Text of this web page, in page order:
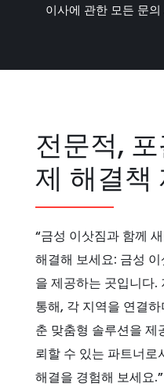
이사에 관한 모든 문
전문적,
제 해결책
“금성 이삿짐과 함께
해결해 보세요: 금성
을 제공하는 곳입니다.
통해, 각 지역을 연결
춘 맞춤형 솔루션을 제
뢰할 수 있는 파트너로
해결을 경험해 보세요.”